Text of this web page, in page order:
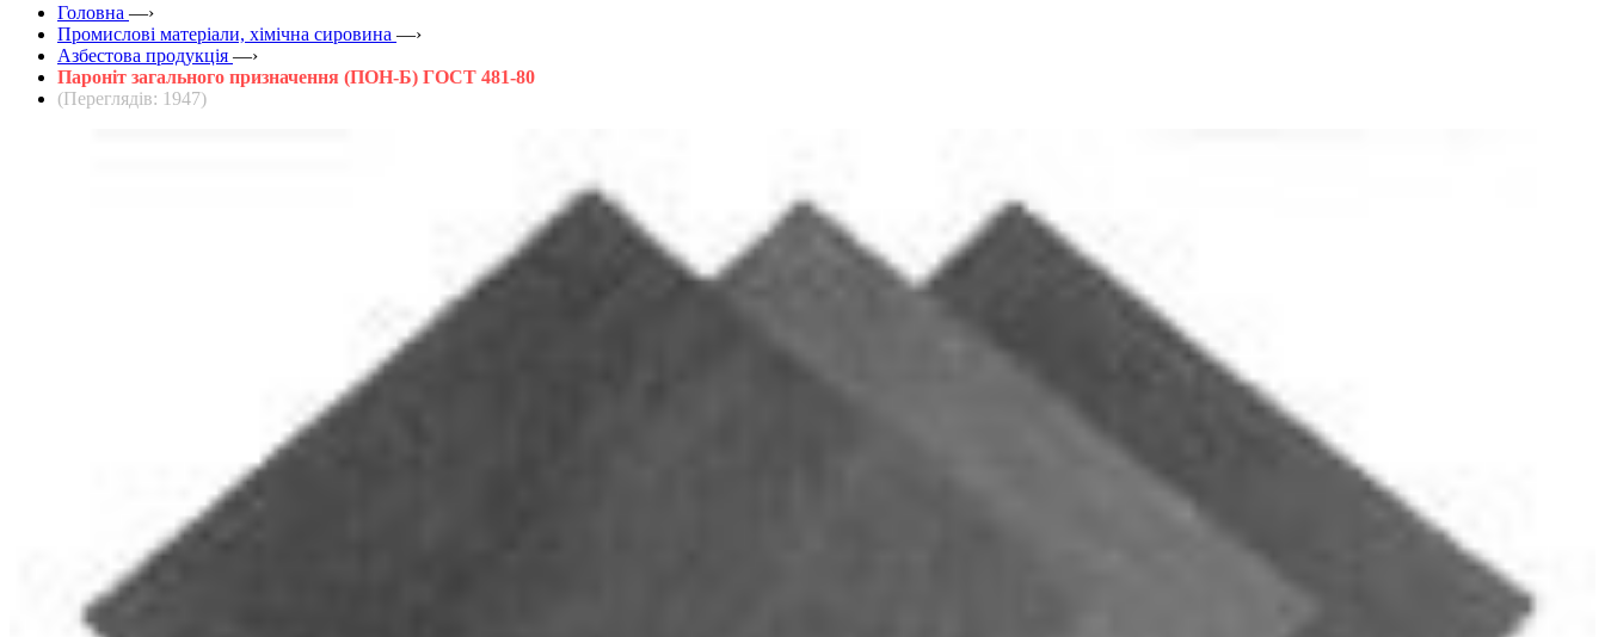
Головна —›
Промислові матеріали, хімічна сировина —›
Азбестова продукція —›
Пароніт загального призначення (ПОН-Б) ГОСТ 481-80
(Переглядів: 1947)